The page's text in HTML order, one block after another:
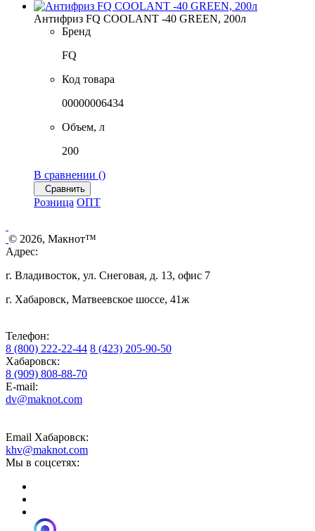
Антифриз FQ COOLANT -40 GREEN, 200л
Бренд
FQ
Код товара
00000006434
Объем, л
200
В сравнении ()
Сравнить
Розница ОПТ
© 2026, Макнот™
Адрес:
г. Владивосток, ул. Снеговая, д. 13, офис 7
г. Хабаровск, Матвеевское шоссе, 41ж
Телефон:
8 (800) 222-22-44 8 (423) 205-90-50
Хабаровск:
8 (909) 808-88-70
E-mail:
dv@maknot.com
Email Хабаровск:
khv@maknot.com
Мы в соцсетях: